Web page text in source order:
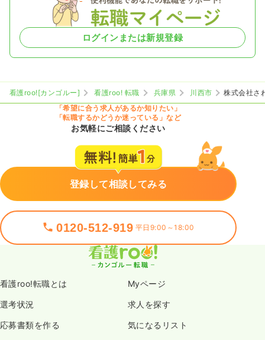
ログインまたは新規登録
看護roo![カンゴルー] 看護roo! 転職 兵庫県 川西市
株式会社さ
「希望に合う求人があるか知りたい」
「転職するかどうか迷っている」など
お気軽にご相談ください
登録して相談してみる
0120-512-919 平日9:00～18:00
看護roo!転職とは Myページ
選考状況 求人を探す
応募書類を作る 気になるリスト